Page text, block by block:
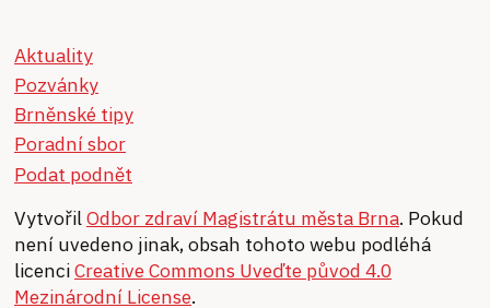
Aktuality
Pozvánky
Brněnské tipy
Poradní sbor
Podat podnět
VytvořilOdbor zdraví Magistrátu města Brna. Pokud
není uvedeno jinak, obsah tohoto webu podléhá
licenciCreative Commons Uveďte původ 4.0
Mezinárodní License.